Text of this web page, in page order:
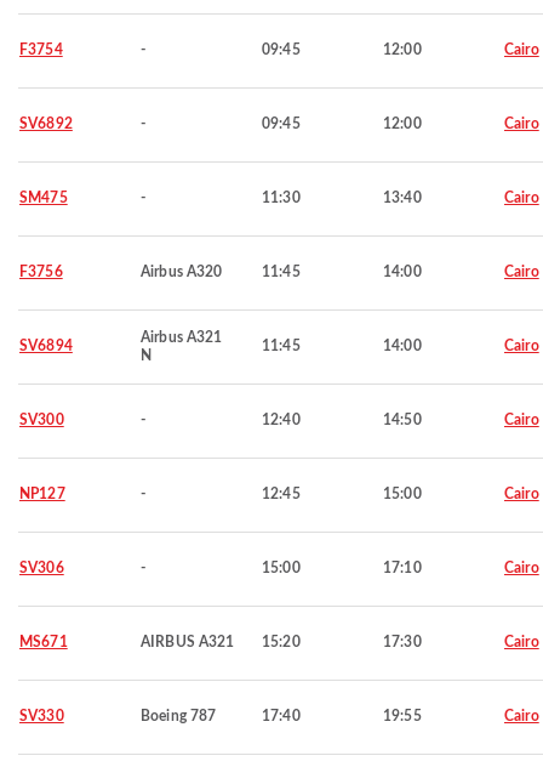
F3754 - 09:45 12:00 Cairo
SV6892 - 09:45 12:00 Cairo
SM475 - 11:30 13:40 Cairo
F3756 Airbus A320 11:45 14:00 Cairo
SV6894
Airbus A321
N
11:45 14:00 Cairo
SV300 - 12:40 14:50 Cairo
NP127 - 12:45 15:00 Cairo
SV306 - 15:00 17:10 Cairo
MS671 AIRBUS A321 15:20 17:30 Cairo
SV330 Boeing 787 17:40 19:55 Cairo